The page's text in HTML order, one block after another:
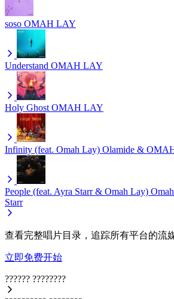
soso OMAH LAY
Understand OMAH LAY
Holy Ghost OMAH LAY
Infinity (feat. Omah Lay) Olamide &
People (feat. Ayra Starr & Omah Lay)
Starr
查看完整唱片目录，追踪所有平台的流
立即免费开始
?????? ????????